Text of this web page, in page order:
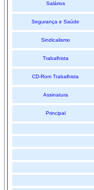
Salários
Segurança e Saúde
Sindicalismo
Trabalhista
CD-Rom Trabalhista
Assinatura
Principal